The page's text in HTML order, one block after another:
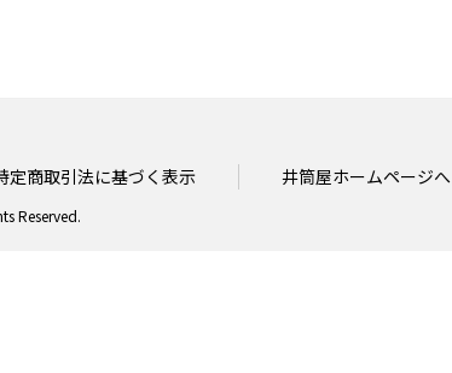
定商取引法に基づく表示 井筒屋ホームページへ
Reserved.